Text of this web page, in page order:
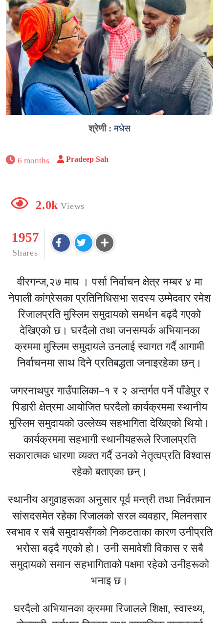
श्रेणी :मधेस
6 months Pradeep Sah
2.0k Views
1957
Shares
वीरगन्ज,२७ माघ । पर्सा निर्वाचन क्षेत्र नम्बर ४ मा
नेपाली कांग्रेसका प्रतिनिधिसभा सदस्य उम्मेदवार रमेश
रिजालप्रति मुस्लिम समुदायको समर्थन बढ्दै गएको
देखिएको छ। घरदैलो तथा जनसम्पर्क अभियानका
क्रममा मुस्लिम समुदायले उनलाई स्वागत गर्दै आगामी
निर्वाचनमा साथ दिने प्रतिबद्धता जनाइरहेका छन्।
जगरनाथपुर गाउँपालिका–१ र २ अन्तर्गत पर्ने पाँडेपुर र
पिडारी क्षेत्रमा आयोजित घरदैलो कार्यक्रममा स्थानीय
मुस्लिम समुदायको उल्लेख्य सहभागिता देखिएको थियो।
कार्यक्रममा सहभागी स्थानीयहरूले रिजालप्रति
सकारात्मक धारणा व्यक्त गर्दै उनको नेतृत्वप्रति विश्वास
रहेको बताएका छन्।
स्थानीय अगुवाहरूका अनुसार पूर्व मन्त्री तथा निर्वतमान
सांसदसमेत रहेका रिजालको सरल व्यवहार, मिलनसार
स्वभाव र सबै समुदायसँगको निकटताका कारण उनीप्रति
भरोसा बढ्दै गएको हो। उनी समावेशी विकास र सबै
समुदायको समान सहभागिताको पक्षमा रहेको उनीहरूको
भनाइ छ।
घरदैलो अभियानका क्रममा रिजालले शिक्षा, स्वास्थ्य,